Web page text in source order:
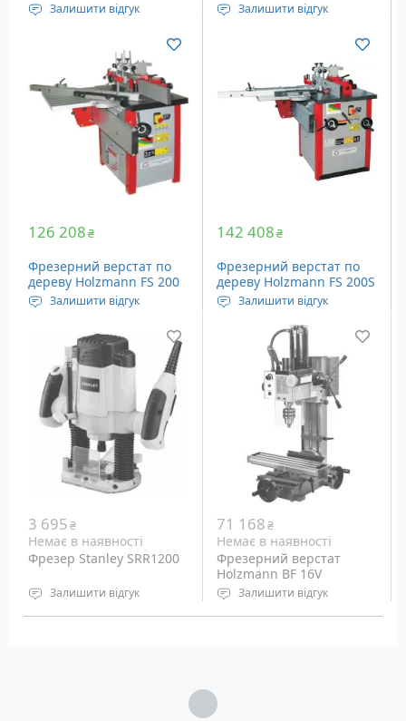
Залишити відгук
Глибина пропилу: 19 мм
Залишити відгук
Живлення: Мережа, 220
Потужність: 1500 Ватт
Число оборотів: 24000
126 208₴
Фрезерний верстат по
дереву Holzmann FS 200
Залишити відгук
Потужність: 3.75 кВт
Число оборотів: 1800-
9000 об/хв
142 408₴
Фрезерний верстат по
дереву Holzmann FS 200S
Залишити відгук
Напруга живлення:
230/400 Вольт, 50 Гц
Потужність: 3.75 кВт
Число оборотів: 1800-
9000 об/хв
3 695₴
Немає в наявності
Фрезер Stanley SRR1200
Залишити відгук
Тип: Торцювальний
71 168₴
Немає в наявності
Фрезерний верстат
Holzmann BF 16V
Залишити відгук
Напруга живлення: 230